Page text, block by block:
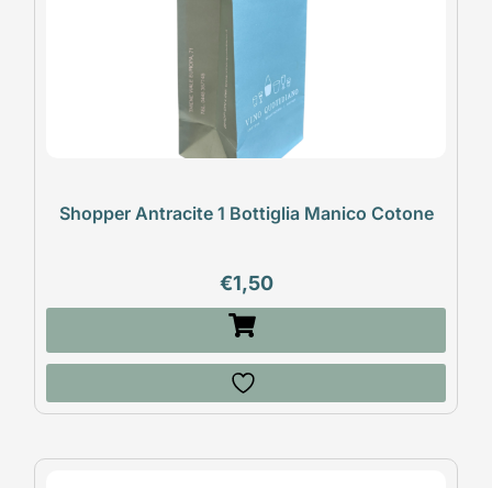
Shopper Antracite 1 Bottiglia Manico Cotone
€1,50